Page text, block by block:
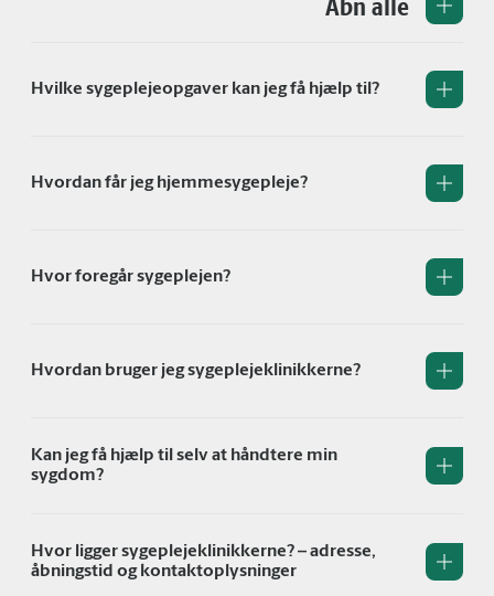
Hvilke sygeplejeopgaver kan jeg få hjælp til?
Hvordan får jeg hjemmesygepleje?
Hvor foregår sygeplejen?
Hvordan bruger jeg sygeplejeklinikkerne?
Kan jeg få hjælp til selv at håndtere min
sygdom?
Hvor ligger sygeplejeklinikkerne? – adresse,
åbningstid og kontaktoplysninger